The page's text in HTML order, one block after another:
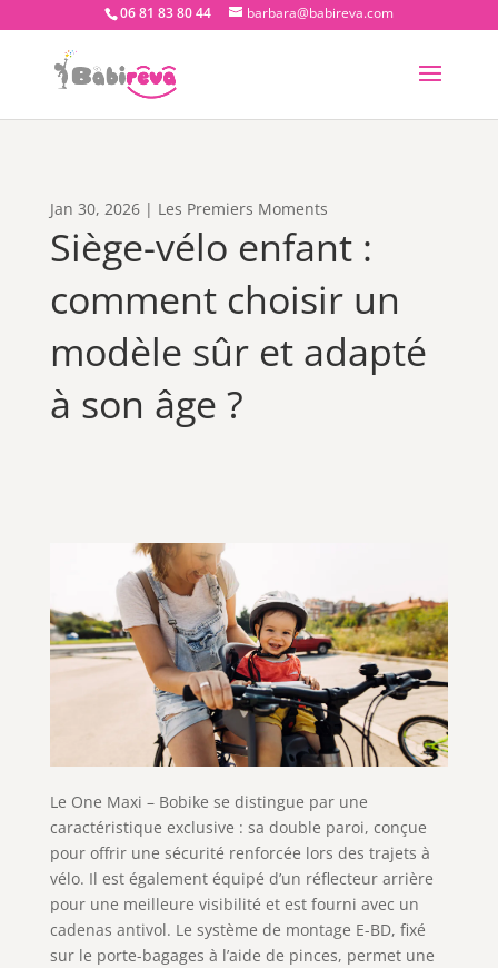
06 81 83 80 44 barbara@babireva.com
Jan 30, 2026| Les Premiers Moments
Siège-vélo enfant :
comment choisir un
modèle sûr et adapté
à son âge ?
Le One Maxi – Bobike se distingue par une
caractéristique exclusive : sa double paroi, conçue
pour offrir une sécurité renforcée lors des trajets à
vélo. Il est également équipé d’un réflecteur arrière
pour une meilleure visibilité et est fourni avec un
cadenas antivol. Le système de montage E-BD, fixé
sur le porte-bagages à l’aide de pinces, permet une